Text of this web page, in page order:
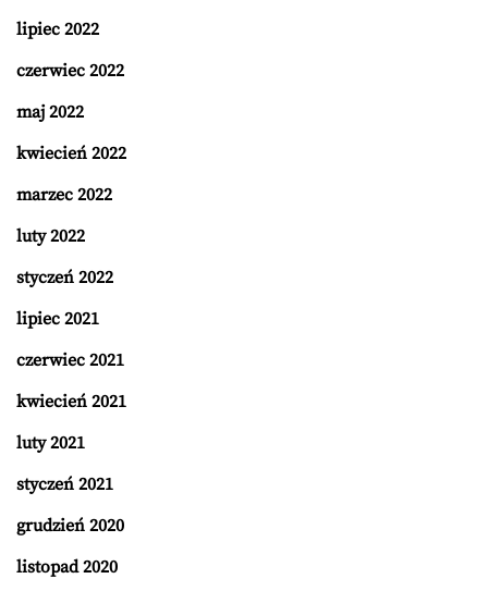
lipiec 2022
czerwiec 2022
maj 2022
kwiecień 2022
marzec 2022
luty 2022
styczeń 2022
lipiec 2021
czerwiec 2021
kwiecień 2021
luty 2021
styczeń 2021
grudzień 2020
listopad 2020